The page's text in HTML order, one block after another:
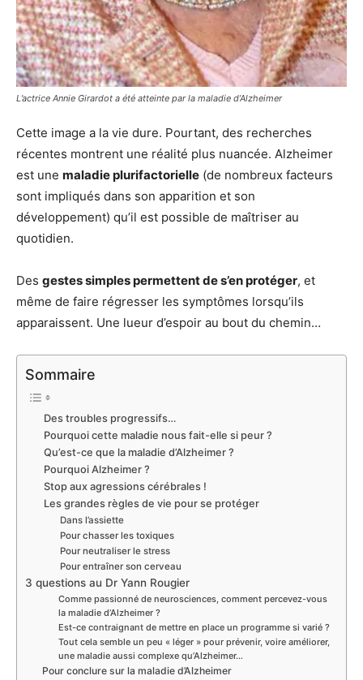
L’actrice Annie Girardot a été atteinte par la maladie d’Alzheimer
Cette image a la vie dure. Pourtant, des recherches
récentes montrent une réalité plus nuancée. Alzheimer
est une maladie plurifactorielle (de nombreux facteurs
sont impliqués dans son apparition et son
développement) qu’il est possible de maîtriser au
quotidien.
Des gestes simples permettent de s’en protéger, et
même de faire régresser les symptômes lorsqu’ils
apparaissent. Une lueur d’espoir au bout du chemin…
Sommaire
Des troubles progressifs…
Pourquoi cette maladie nous fait-elle si peur ?
Qu’est-ce que la maladie d’Alzheimer ?
Pourquoi Alzheimer ?
Stop aux agressions cérébrales !
Les grandes règles de vie pour se protéger
Dans l’assiette
Pour chasser les toxiques
Pour neutraliser le stress
Pour entraîner son cerveau
3 questions au Dr Yann Rougier
Comme passionné de neurosciences, comment percevez-vous
la maladie d’Alzheimer ?
Est-ce contraignant de mettre en place un programme si varié ?
Tout cela semble un peu « léger » pour prévenir, voire améliorer,
une maladie aussi complexe qu’Alzheimer…
Pour conclure sur la maladie d’Alzheimer